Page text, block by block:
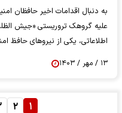
علیه گروهک تروریستی «جیش
اطلاعاتی، یکی از نیروهای
۱۳ / مهر / ۱۴۰۳
۱ ۲